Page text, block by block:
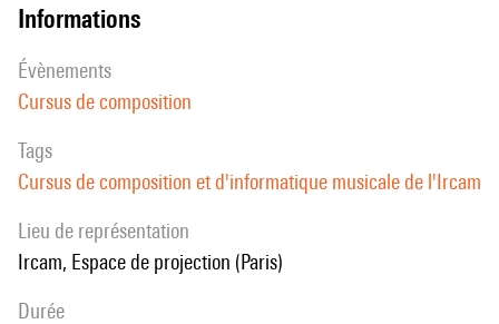
informations
évènements
Cursus de composition
Tags
Cursus de composition et d'informatique musicale de l'Ircam
Lieu de représentation
Ircam, Espace de projection (Paris)
durée